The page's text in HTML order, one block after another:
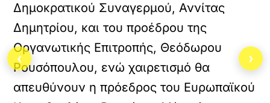
Δημοκρατικού Συναγερμού, Αννίτας
Δημητρίου, και του προέδρου της
Οργανωτικής Επιτροπής, Θεόδωρου
Ρουσόπουλου, ενώ χαιρετισμό θα
απευθύνουν η πρόεδρος του Ευρωπαϊκού
‹ ›